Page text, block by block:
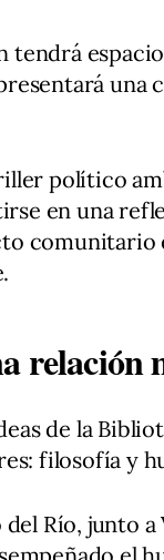
tendrá
una
político
en una
relación
de la
filosofía y
Río, junto